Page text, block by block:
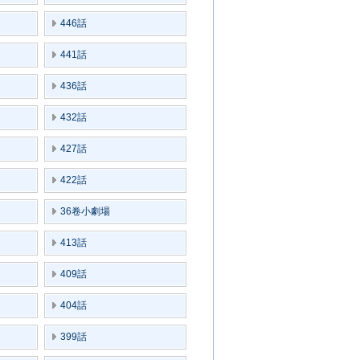
446話
441話
436話
432話
427話
422話
36卷小劇場
413話
409話
404話
399話